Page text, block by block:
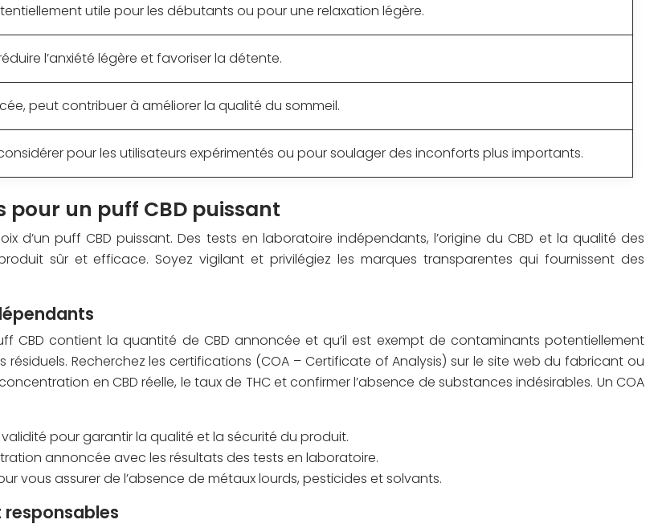
utile pour les débutants ou pour une relaxation légère.
l’anxiété légère et favoriser la détente.
peut contribuer à améliorer la qualité du sommeil.
pour les utilisateurs expérimentés ou pour soulager des inconforts plus importants.
pour un puff CBD puissant
d’un puff CBD puissant. Des tests en laboratoire indépendants, l’origine du CBD et la qualité des
sûr et efficace. Soyez vigilant et privilégiez les marques transparentes qui fournissent des
CBD contient la quantité de CBD annoncée et qu’il est exempt de contaminants potentiellement
Recherchez les certifications (COA – Certificate of Analysis) sur le site web du fabricant ou
en CBD réelle, le taux de THC et confirmer l’absence de substances indésirables. Un COA
pour garantir la qualité et la sécurité du produit.
annoncée avec les résultats des tests en laboratoire.
vous assurer de l’absence de métaux lourds, pesticides et solvants.
responsables